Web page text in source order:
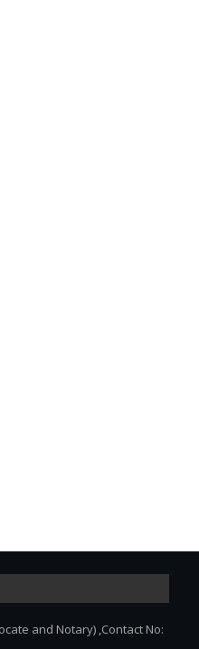
and Notary) ,Contact No: